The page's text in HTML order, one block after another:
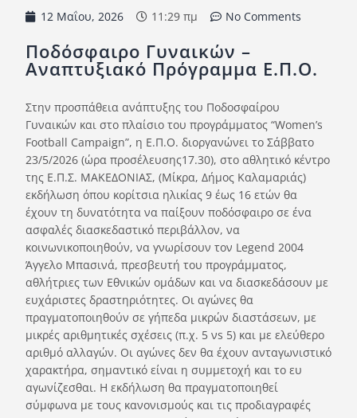
Κύπελλο
Υποδομών
Ορισμοί Διαιτητών
Ποινές
Περισσότερα
12 Μαΐου, 2026 11:29 πμ No Comments
Ποδόσφαιρο Γυναικών –
Αναπτυξιακό Πρόγραμμα Ε.Π.Ο.
Στην προσπάθεια ανάπτυξης του Ποδοσφαίρου
Γυναικών και στο πλαίσιο του προγράμματος “Women’s
Football Campaign”, η Ε.Π.Ο. διοργανώνει το Σάββατο
23/5/2026 (ώρα προσέλευσης17.30), στο αθλητικό κέντρο
της Ε.Π.Σ. ΜΑΚΕΔΟΝΙΑΣ, (Μίκρα, Δήμος Καλαμαριάς)
εκδήλωση όπου κορίτσια ηλικίας 9 έως 16 ετών θα
έχουν τη δυνατότητα να παίξουν ποδόσφαιρο σε ένα
ασφαλές διασκεδαστικό περιβάλλον, να
κοινωνικοποιηθούν, να γνωρίσουν τον Legend 2004
Άγγελο Μπασινά, πρεσβευτή του προγράμματος,
αθλήτριες των Εθνικών ομάδων και να διασκεδάσουν με
ευχάριστες δραστηριότητες. Οι αγώνες θα
πραγματοποιηθούν σε γήπεδα μικρών διαστάσεων, με
μικρές αριθμητικές σχέσεις (π.χ. 5 νs 5) και με ελεύθερο
αριθμό αλλαγών. Οι αγώνες δεν θα έχουν ανταγωνιστικό
χαρακτήρα, σημαντικό είναι η συμμετοχή και το ευ
αγωνίζεσθαι. Η εκδήλωση θα πραγματοποιηθεί
σύμφωνα με τους κανονισμούς και τις προδιαγραφές